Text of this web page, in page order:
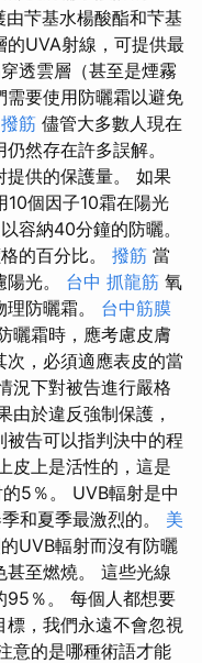
芐基水楊酸酯和芐基
的UVA射線，可提供最
透雲層（甚至是煙霧
需要使用防曬霜以避免
筋 儘管大多數人現在
然存在許多誤解。
提供的保護量。 如果
10個因子10霜在陽光
容納40分鐘的防曬。
的百分比。 撥筋 當
光。 台中 抓龍筋 氧
防曬霜。 台中筋膜
曬霜時，應考慮皮膚
，必須適應表皮的當
況下對被告進行嚴格
由於違反強制保護，
告可以指判決中的程
皮上是活性的，這是
5％。 UVB輻射是中
和夏季最激烈的。 美
UVB輻射而沒有防曬
甚至燃燒。 這些光線
95％。 每個人都想要
標，我們永遠不會忽視
意的是哪種術語才能